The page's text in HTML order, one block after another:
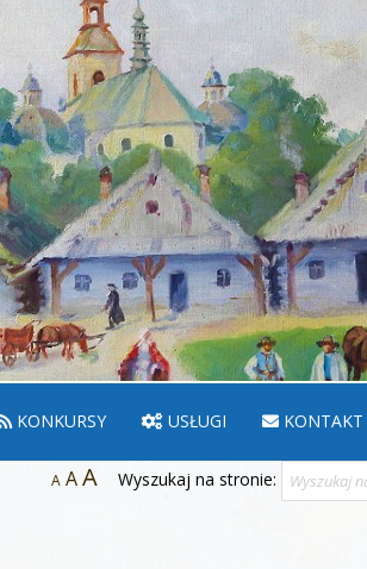
KONKURSY USŁUGI KONTAKT
A AA Wyszukaj na stronie: